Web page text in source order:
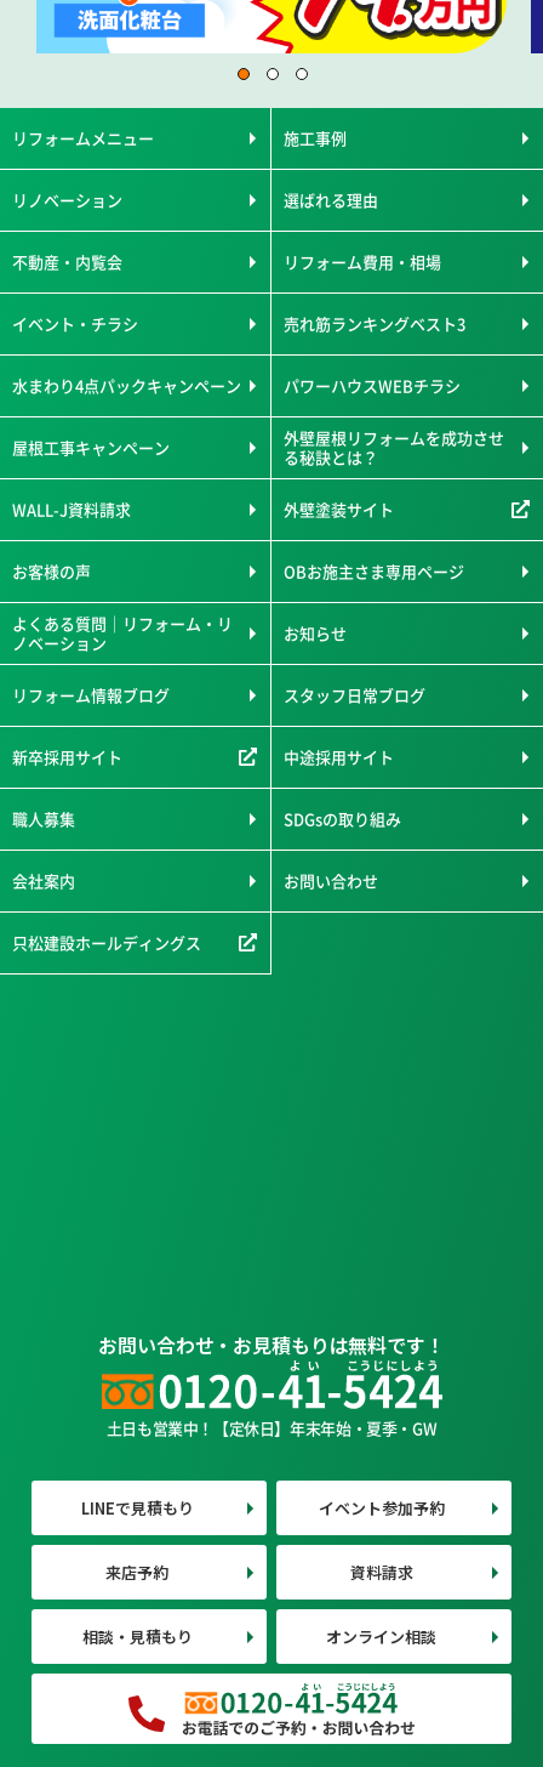
リフォームメニュー 施工事例
リノベーション 選ばれる理由
不動産・内覧会 リフォーム費用・相場
イベント・チラシ 売れ筋ランキングベスト3
水まわり4点パックキャンペーン パワーハウスWEBチラシ
屋根工事キャンペーン
外壁屋根リフォームを成功させ
る秘訣とは？
WALL-J資料請求 外壁塗装サイト
お客様の声 OBお施主さま専用ページ
よくある質問｜リフォーム・リ
ノベーション
お知らせ
リフォーム情報ブログ スタッフ日常ブログ
新卒採用サイト 中途採用サイト
職人募集 SDGsの取り組み
会社案内 お問い合わせ
只松建設ホールディングス
お問い合わせ・お見積もりは無料です！
土日も営業中！【定休日】年末年始・夏季・GW
LINEで見積もり イベント参加予約
来店予約 資料請求
相談・見積もり オンライン相談